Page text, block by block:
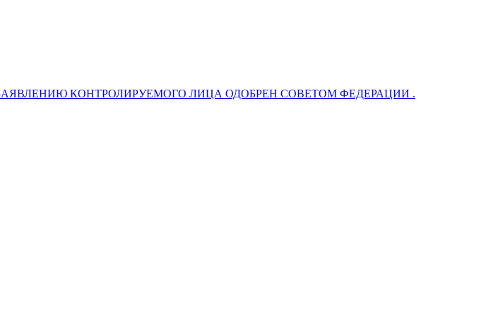
КОНТРОЛИРУЕМОГО ЛИЦА ОДОБРЕН СОВЕТОМ ФЕДЕРАЦИИ .